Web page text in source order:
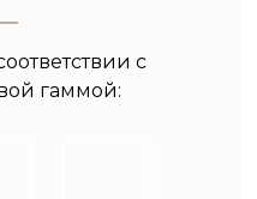
с
гаммой: